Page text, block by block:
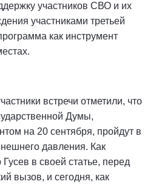
участников СВО и их
участниками третьей
как инструмент
встречи отметили, что
Думы,
на 20 сентября, пройдут в
давления. Как
в своей статье, перед
вызов, и сегодня, как